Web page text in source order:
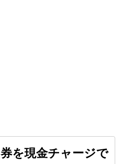
を現金チャージで